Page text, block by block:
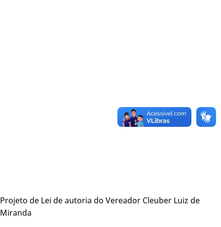
Projeto de Lei de autoria do Vereador Cleuber Luiz de
Miranda